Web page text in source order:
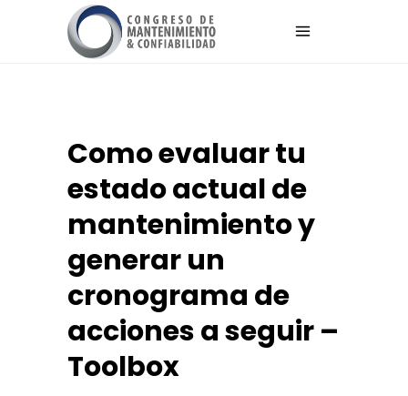
Como evaluar tu
estado actual de
mantenimiento y
generar un
cronograma de
acciones a seguir –
Toolbox